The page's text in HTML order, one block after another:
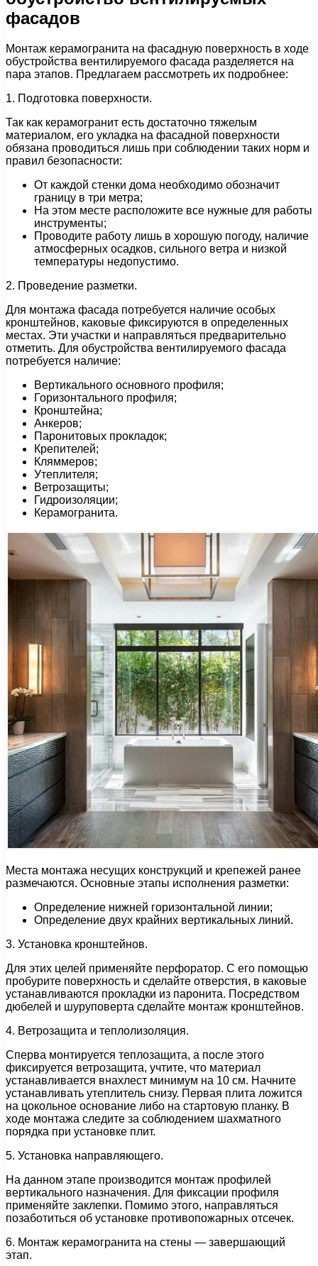
фасадов
Монтаж керамогранита на фасадную поверхность в ходе
обустройства вентилируемого фасада разделяется на
пара этапов. Предлагаем рассмотреть их подробнее:
1. Подготовка поверхности.
Так как керамогранит есть достаточно тяжелым
материалом, его укладка на фасадной поверхности
обязана проводиться лишь при соблюдении таких норм и
правил безопасности:
От каждой стенки дома необходимо обозначит
границу в три метра;
На этом месте расположите все нужные для работы
инструменты;
Проводите работу лишь в хорошую погоду, наличие
атмосферных осадков, сильного ветра и низкой
температуры недопустимо.
2. Проведение разметки.
Для монтажа фасада потребуется наличие особых
кронштейнов, каковые фиксируются в определенных
местах. Эти участки и направляться предварительно
отметить. Для обустройства вентилируемого фасада
потребуется наличие:
Вертикального основного профиля;
Горизонтального профиля;
Кронштейна;
Анкеров;
Паронитовых прокладок;
Крепителей;
Кляммеров;
Утеплителя;
Ветрозащиты;
Гидроизоляции;
Керамогранита.
Места монтажа несущих конструкций и крепежей ранее
размечаются. Основные этапы исполнения разметки:
Определение нижней горизонтальной линии;
Определение двух крайних вертикальных линий.
3. Установка кронштейнов.
Для этих целей применяйте перфоратор. С его помощью
пробурите поверхность и сделайте отверстия, в каковые
устанавливаются прокладки из паронита. Посредством
дюбелей и шуруповерта сделайте монтаж кронштейнов.
4. Ветрозащита и теплолизоляция.
Сперва монтируется теплозащита, а после этого
фиксируется ветрозащита, учтите, что материал
устанавливается внахлест минимум на 10 см. Начните
устанавливать утеплитель снизу. Первая плита ложится
на цокольное основание либо на стартовую планку. В
ходе монтажа следите за соблюдением шахматного
порядка при установке плит.
5. Установка направляющего.
На данном этапе производится монтаж профилей
вертикального назначения. Для фиксации профиля
применяйте заклепки. Помимо этого, направляться
позаботиться об установке противопожарных отсечек.
6. Монтаж керамогранита на стены — завершающий
этап.